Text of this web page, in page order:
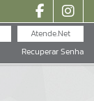
Atende.Net
Recuperar Senha